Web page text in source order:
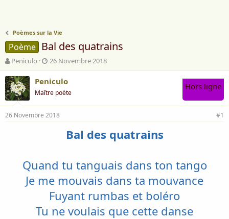
Poèmes sur la Vie
Poème Bal des quatrains
A
u
t
e
u
r
d
e
Peniculo
D
a
t
d
e
d
é
26 Novembre 2018
Peniculo
Maître poète
Hors ligne
26 Novembre 2018 #1
Bal des quatrains
Quand tu tanguais dans ton tango
Je me mouvais dans ta mouvance
Fuyant rumbas et boléro
Tu ne voulais que cette danse